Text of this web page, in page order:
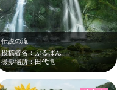
伝説の滝
投稿者名：ぶるばん
撮影場所：田代滝